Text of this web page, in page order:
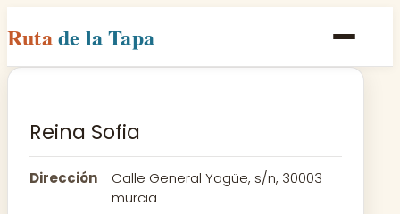
Rutade la Tapa
Inicio
Rutas
Reina Sofia
Dirección
Calle General Yagüe, s/n, 30003
murcia